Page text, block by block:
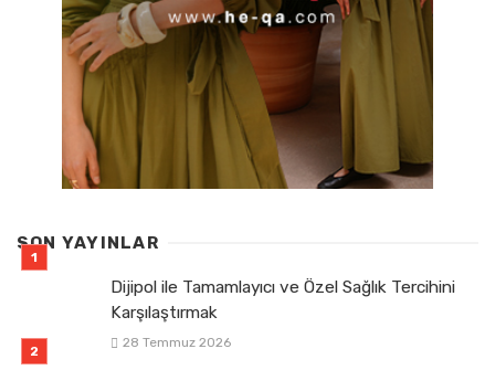
SON YAYINLAR
Dijipol ile Tamamlayıcı ve Özel Sağlık Tercihini
Karşılaştırmak
28 Temmuz 2026